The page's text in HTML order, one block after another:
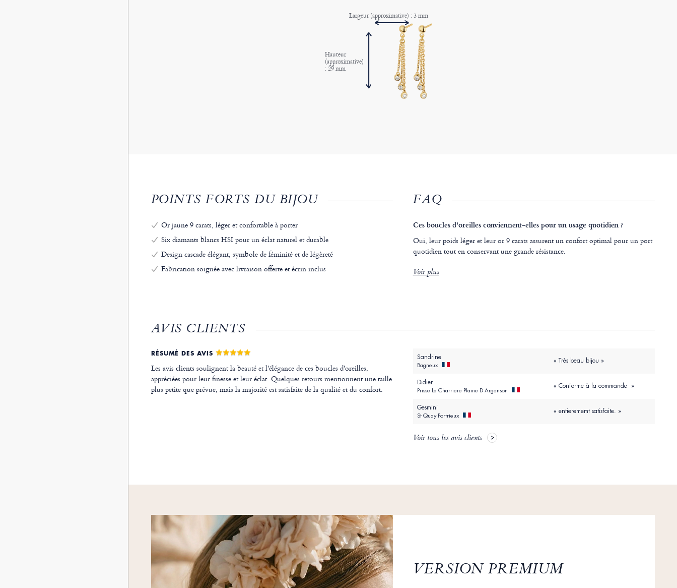
Hauteur
(approximative)
: 29 mm
Largeur (approximative) : 3 mm
POINTS FORTS DU BIJOU
Or jaune 9 carats, léger et confortable à porter
Six diamants blancs HSI pour un éclat naturel et durable
Design cascade élégant, symbole de féminité et de légèreté
Fabrication soignée avec livraison offerte et écrin inclus
FAQ
Ces boucles d'oreilles conviennent-elles pour un usage quotidien ?
Oui, leur poids léger et leur or 9 carats assurent un confort optimal pour un port
quotidien tout en conservant une grande résistance.
Voir plus
AVIS CLIENTS
RÉSUMÉ DES AVIS
Les avis clients soulignent la beauté et l'élégance de ces boucles d'oreilles,
appréciées pour leur finesse et leur éclat. Quelques retours mentionnent une taille
plus petite que prévue, mais la majorité est satisfaite de la qualité et du confort.
Sandrine
Bagneux
« Très beau bijou »
Didier
Prisse La Charriere Plaine D Argenson
« Conforme à la commande »
Gesmini
St Quay Portrieux
« entierememt satisfaite. »
Voir tous les avis clients
VERSION PREMIUM